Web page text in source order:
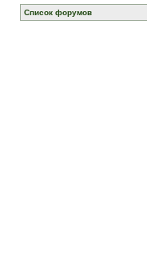
Список форумов